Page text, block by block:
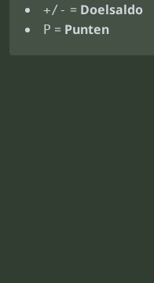
+/- = Doelsaldo
P = Punten